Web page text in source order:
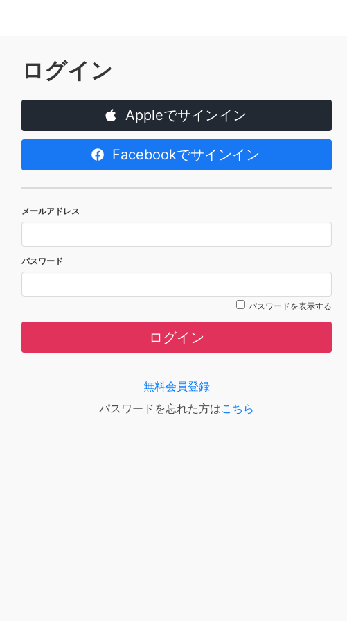
ログイン
Appleでサインイン
Facebookでサインイン
メールアドレス
パスワード
パスワードを表示する
ログイン
無料会員登録
パスワードを忘れた方はこちら